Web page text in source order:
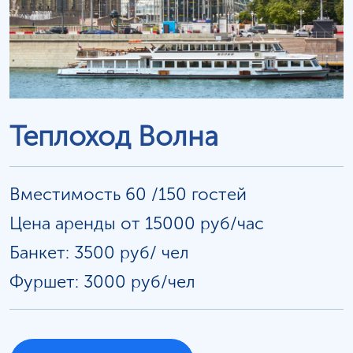
Теплоход Волна
Вместимость 60 /150 гостей
Цена аренды от 15000 руб/час
Банкет: 3500 руб/ чел
Фуршет: 3000 руб/чел